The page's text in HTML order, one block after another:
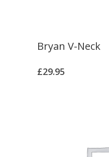
Bryan V-Neck
£29.95